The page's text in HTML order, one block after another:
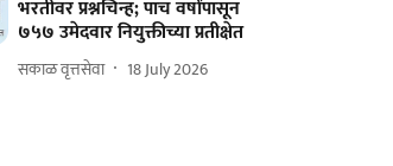
भरतीवर प्रश्नचिन्ह; पाच वर्षांपासून
७५७ उमेदवार नियुक्तीच्या प्रतीक्षेत
सकाळ वृत्तसेवा 18 July 2026